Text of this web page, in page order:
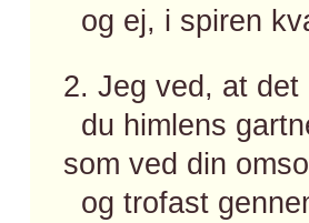
og ej, i spiren
2. Jeg ved, at
du himlens
som ved din
og trofast